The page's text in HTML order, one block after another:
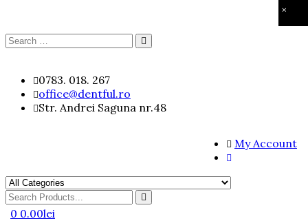
×
Search
content
0783. 018. 267
office@dentful.ro
Str. Andrei Saguna nr.48
My Account
Search
for
0 0.00lei